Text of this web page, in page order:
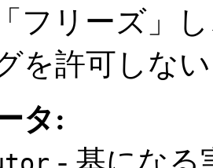
フリーズ」
を許可しな
タ: